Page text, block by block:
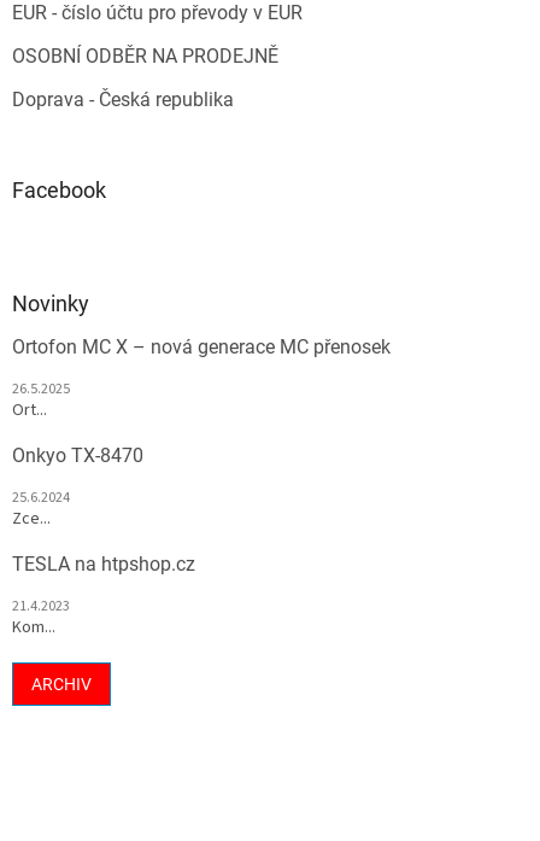
EUR - číslo účtu pro převody v EUR
OSOBNÍ ODBĚR NA PRODEJNĚ
Doprava - Česká republika
Facebook
Novinky
Ortofon MC X – nová generace MC přenosek
26.5.2025
Ort...
Onkyo TX-8470
25.6.2024
Zce...
TESLA na htpshop.cz
21.4.2023
Kom...
ARCHIV